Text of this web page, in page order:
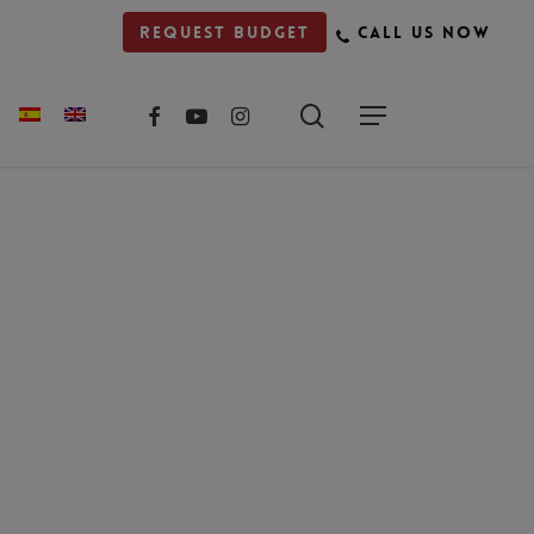
Request budget Call us now
facebookyoutubeinstagram